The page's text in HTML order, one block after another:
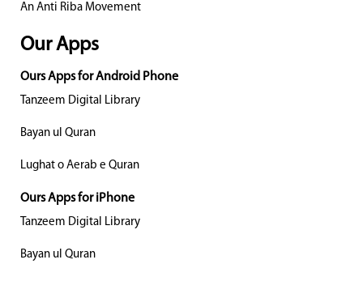
An Anti Riba Movement
Our Apps
Ours Apps for Android Phone
Tanzeem Digital Library
Bayan ul Quran
Lughat o Aerab e Quran
Ours Apps for iPhone
Tanzeem Digital Library
Bayan ul Quran